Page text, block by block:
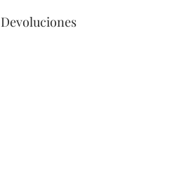
Devoluciones